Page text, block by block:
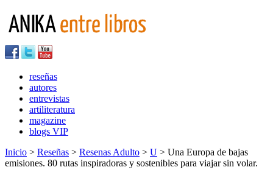
reseñas
autores
entrevistas
artiliteratura
magazine
blogs VIP
Inicio > Reseñas > Resenas Adulto > U > Una Europa de bajas
emisiones. 80 rutas inspiradoras y sostenibles para viajar sin volar.